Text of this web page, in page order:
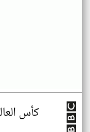
كأس العالم